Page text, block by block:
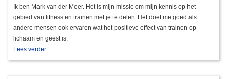
Ik ben Mark van der Meer. Het is mijn missie om mijn kennis op het
gebied van fitness en trainen met je te delen. Het doet me goed als
andere mensen ook ervaren wat het positieve effect van trainen op
lichaam en geest is.
Lees verder…